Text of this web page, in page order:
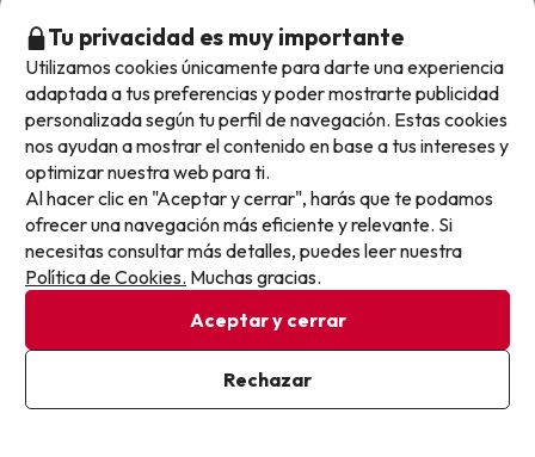
Tarjeta Regalo
Buscounchollo en los medios
Blog
Web Corporativa
Proveedores
Opiniones de nuestros clientes
Hoteles Andalucía
Hoteles Andorra
Hoteles Cataluña
Hoteles Portugal
Hoteles Valencia
Hoteles Galicia
Hoteles en Islas
Hoteles Salou
Top viajes destacados
Viajes con Niños
Viajes de Ciudad
Viajes de Novios
Viajes con mascotas
Chollos con Todo Incluido
Top fechas destacadas
Verano
Puente de Agosto
Vacaciones en Septiembre
Vacaciones en Octubre
Info y ayuda
Contáctanos
Preguntas frecuentes
Descarga GRATIS nuestra app
Más de 3 MILLONES de descargas y una valoración de 4,7/5.
Tu privacidad es muy importante
Utilizamos cookies únicamente para darte una experiencia
adaptada a tus preferencias y poder mostrarte publicidad
personalizada según tu perfil de navegación. Estas cookies
nos ayudan a mostrar el contenido en base a tus intereses y
optimizar nuestra web para ti.
Al hacer clic en "Aceptar y cerrar", harás que te podamos
ofrecer una navegación más eficiente y relevante. Si
necesitas consultar más detalles, puedes leer nuestra
Política de Cookies. Muchas gracias.
Aceptar y cerrar
Rechazar